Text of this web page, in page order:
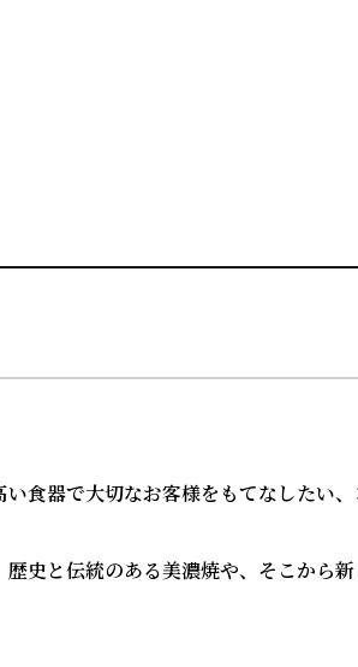
食器で大切なお客様をもてなしたい
史と伝統のある美濃焼や、そこから